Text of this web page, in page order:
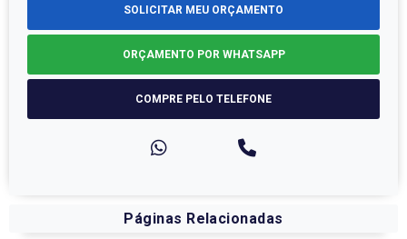
SOLICITAR MEU ORÇAMENTO
ORÇAMENTO POR WHATSAPP
COMPRE PELO TELEFONE
Páginas Relacionadas